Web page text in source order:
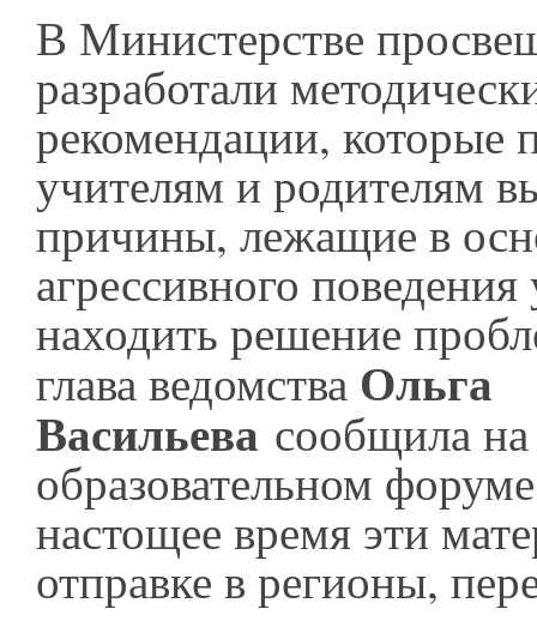
В Министерстве
разработали
рекомендации, которые
учителям и родителям
причины, лежащие в
агрессивного
находить решение
глава ведомства Ольга
Васильева сообщила на
образовательном
настощее время эти
отправке в регионы,